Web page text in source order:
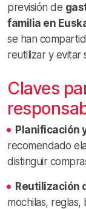
previsión de
familia en
se han
reutilizar y evitar
Claves
Planificación
recomendado
distinguir
Reutilización
mochilas,